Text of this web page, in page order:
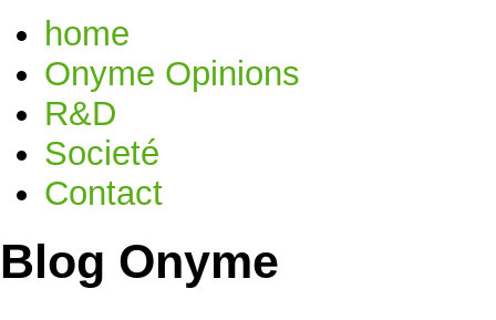
home
Onyme Opinions
R&D
Societé
Contact
Blog Onyme